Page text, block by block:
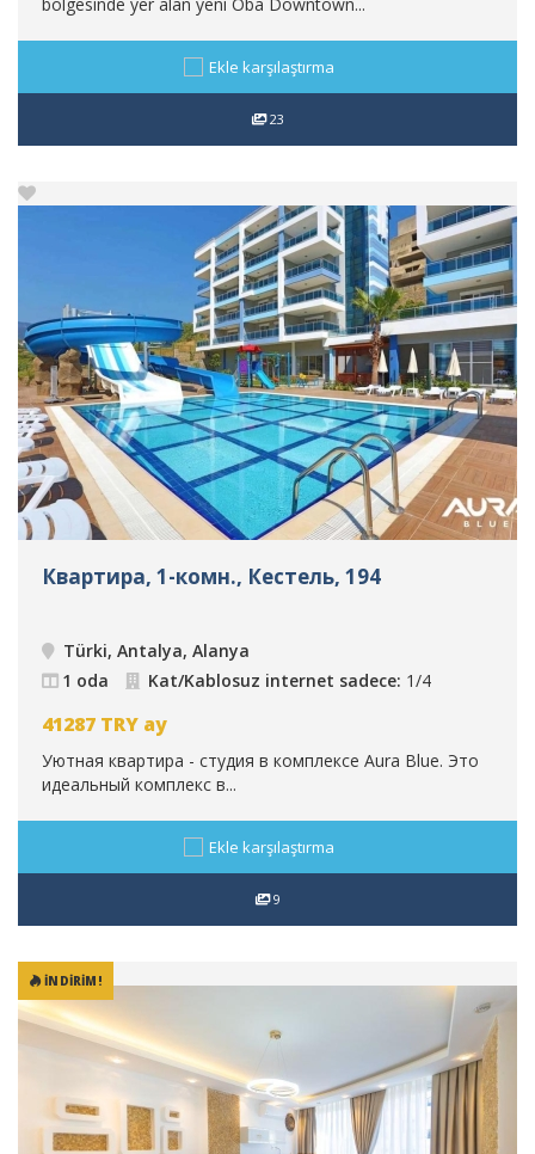
Ekle karşılaştırma
23
Квартира, 1-комн., Кестель, 194
Türki, Antalya, Alanya
1 oda
Kat/Kablosuz internet sadece: 1/4
41287 TRY ay
Уютная квартира - студия в комплексе Aura Blue. Это
идеальный комплекс в...
Ekle karşılaştırma
9
İNDIRIM!